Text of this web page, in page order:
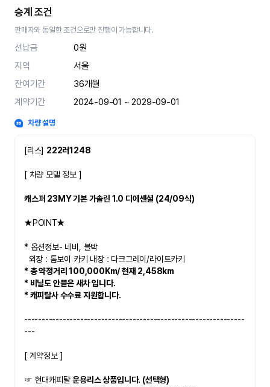
승계 조건
판매자와 동일한 조건으로만 진행이 가능합니다.
선납금
0원
지역
서울
잔여기간
36개월
계약기간
2024-09-01 ~ 2029-09-01
차량 설명
[리스] 222러1248
​[ 차량 모델 정보 ]
캐스퍼 23MY 기본 가솔린 1.0 디에센셜 (24/09식)
★POINT★
* 옵션정보- 네비, 블박
외장 : 톰보이 카키 내장 : 다크그레이/라이트카키
* 총 약정거리 100,000Km/ 현재 2,458km
* 비닐도 안뜯은 새차 입니다.
* 캐피탈사 수수료 지원합니다.
---------------------------------------------------------------
---
[ 계약정보 ]
☞ 현대캐피탈 운용리스 상품입니다. (선택형)